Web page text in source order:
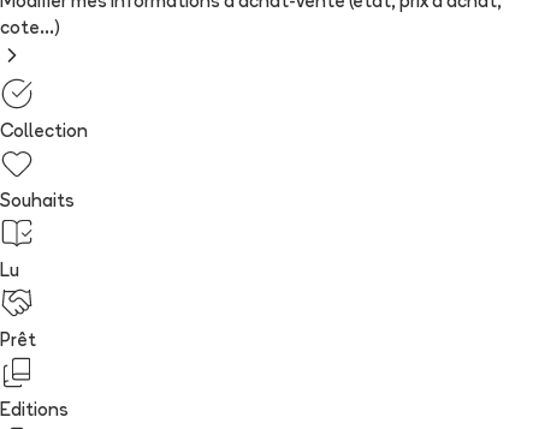
cote...)
Collection
Souhaits
Lu
Prêt
Editions